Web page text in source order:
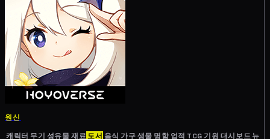
원신
캐릭터 무기 성유물재료도서 음식 가구생물 명함 업적 TCG기원 대시보드뉴